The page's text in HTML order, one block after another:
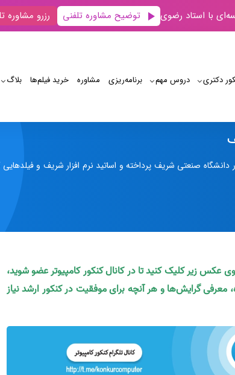
با استاد رضوی توضیح مشاوره تلفنی رزرو مشاوره
دکتری دروس مهم برنامه‌‌ریزی مشاوره خرید فیلم‌ها بلاگ
دانشگاه صنعتی شریف پرداخته و اساتید نرم افزار شریف و
عکس زیر کلیک کنید تا در کانال کنکور کامپیوتر عضو شوید،
معرفی گرایش‌ها و هر آنچه برای موفقیت در کنکور ارشد نیاز